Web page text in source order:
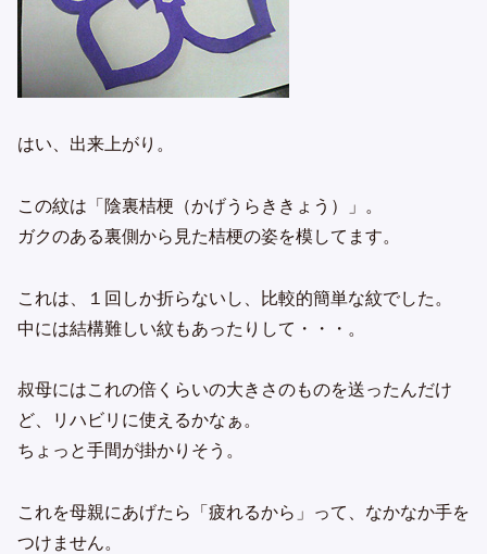
はい、出来上がり。
この紋は「陰裏桔梗（かげうらききょう）」。
ガクのある裏側から見た桔梗の姿を模してます。
これは、１回しか折らないし、比較的簡単な紋でした。
中には結構難しい紋もあったりして・・・。
叔母にはこれの倍くらいの大きさのものを送ったんだけ
ど、リハビリに使えるかなぁ。
ちょっと手間が掛かりそう。
これを母親にあげたら「疲れるから」って、なかなか手を
つけません。